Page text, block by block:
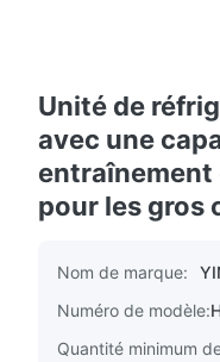
Unité de
avec une
pour les gros
Nom de marque:
Numéro de modèle:
Quantité minimum